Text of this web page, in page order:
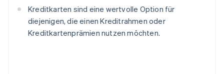
Kreditkarten sind eine wertvolle Option für
diejenigen, die einen Kreditrahmen oder
Kreditkartenprämien nutzen möchten.